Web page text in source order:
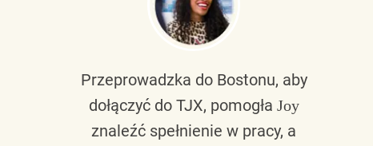
Przeprowadzka do Bostonu, aby
dołączyć do TJX, pomogła Joy
znaleźć spełnienie w pracy, a